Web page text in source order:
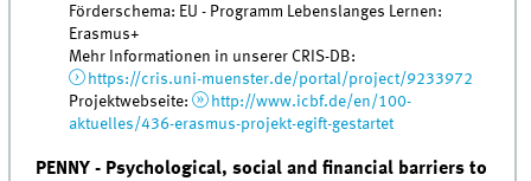
Förderschema: EU - Programm Lebenslanges Lernen:
Erasmus+
Mehr Informationen in unserer CRIS-DB:
https://cris.uni-muenster.de/portal/project/9233972
Projektwebseite:
http://www.icbf.de/en/100-
aktuelles/436-erasmus-projekt-egift-gestartet
PENNY - Psychological, social and financial barriers to